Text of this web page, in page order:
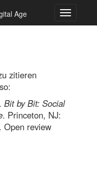
Toggle
Age
zitieren
Bit by Bit: Social
. Princeton, NJ:
Open review